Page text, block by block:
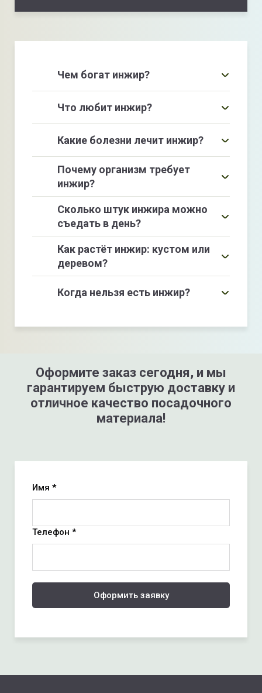
Чем богат инжир?
витаминами B4, С, В6,
В3, В5, а также калием, кальцием,
магнием, фосфором, натрием
Что любит инжир?
влагу
Какие болезни лечит инжир?
Инжир
болезни
Почему организм требует
инжир?
В инжире содержится много калия,
который помогает нормализовать
обмен веществ и способствует
уменьшению отеков
Сколько штук инжира можно
съедать в день?
Как растёт инжир: кустом или
деревом?
дерево
Когда нельзя есть инжир?
Оформите заказ сегодня, и мы
гарантируем быструю доставку и
отличное качество посадочного
материала!
Имя *
Телефон *
Оформить заявку